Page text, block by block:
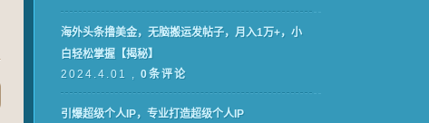
海外头条撸美金，无脑搬运发帖子，月入1万+，小
白轻松掌握【揭秘】
2024.4.01 , 0条评论
引爆超级个人IP，专业打造超级个人IP